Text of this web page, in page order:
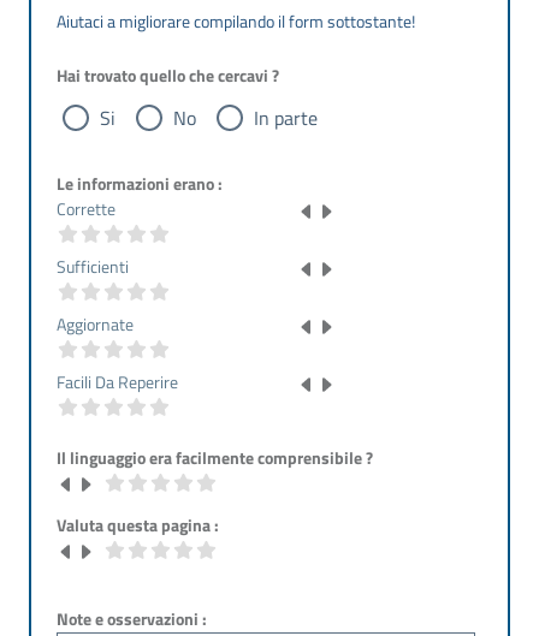
Aiutaci a migliorare compilando il form sottostante!
Hai trovato quello che cercavi ?
Si No In parte
Le informazioni erano :
Corrette
Sufficienti
Aggiornate
Facili Da Reperire
Il linguaggio era facilmente comprensibile ?
Valuta questa pagina :
Note e osservazioni :